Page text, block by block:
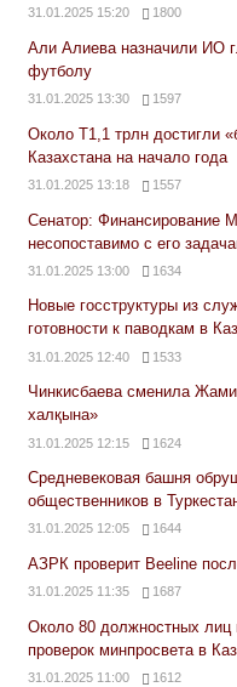
31.01.2025 15:20 1800
Али Алиева назначили ИО
футболу
31.01.2025 13:30 1597
Около Т1,1 трлн достигли
Казахстана на начало года
31.01.2025 13:18 1557
Сенатор: Финансирование
несопоставимо с его
31.01.2025 13:00 1634
Новые госструктуры из
готовности к паводкам в
31.01.2025 12:40 1533
Чинкисбаева сменила
халқына»
31.01.2025 12:15 1624
Средневековая башня
общественников в
31.01.2025 12:05 1644
АЗРК проверит Beeline
31.01.2025 11:35 1687
Около 80 должностных лиц
проверок минпросвета в
31.01.2025 11:00 1612